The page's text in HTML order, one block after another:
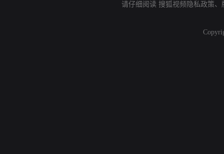
请仔细阅读 搜狐视频隐私政策、